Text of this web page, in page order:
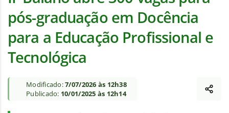
pós-graduação em Docência
para a Educação Profissional e
Tecnológica
Modificado:7/07/2026 às 12h38
Publicado: 10/01/2025 às 12h14